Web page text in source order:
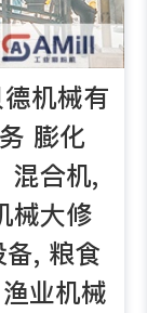
机械有
膨化
混合机,
械大修
, 粮食
业机械